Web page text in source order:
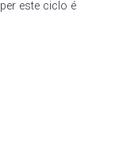
este ciclo é